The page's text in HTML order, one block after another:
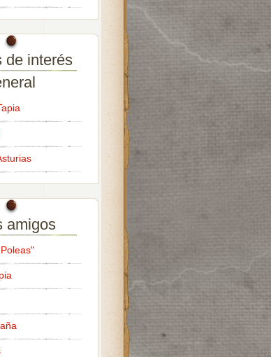
de interés
amigos